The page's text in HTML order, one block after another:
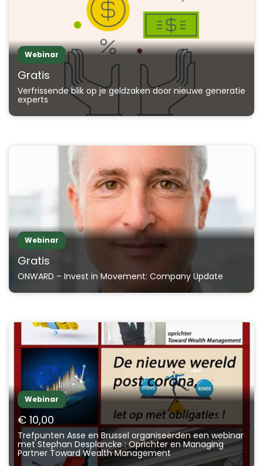
Webinar
Gratis
Verfrissende blik op je geldzaken door nieuwe generatie
experts
Webinar
Gratis
ONWARD – Invest in Movement: Company Update
Webinar
€ 10,00
Trefpunten Asse en Brussel organiseerden een webinar
met Stephan Desplancke : Oprichter en Managing
Partner Toward Wealth Management